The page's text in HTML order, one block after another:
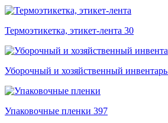
Термоэтикетка, этикет-лента 30
Уборочный и хозяйственный инвентарь
Упаковочные пленки 397